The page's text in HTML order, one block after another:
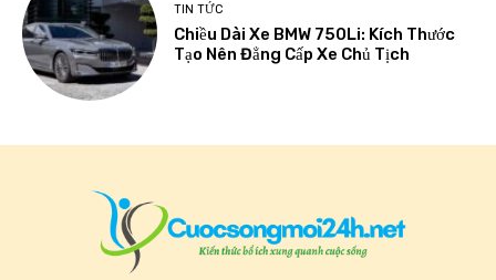
TIN TỨC
Chiều Dài Xe BMW 750Li: Kích Thước
Tạo Nên Đẳng Cấp Xe Chủ Tịch